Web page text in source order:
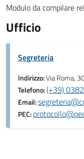
Modulo da compilare
Ufficio
Segreteria
Indirizzo:Via Roma,
Telefono:(+39)
Email:
PEC: